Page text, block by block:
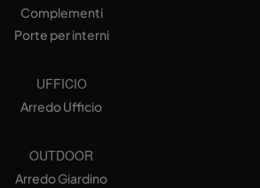
Complementi
Porte per interni
UFFICIO
Arredo Ufficio
OUTDOOR
Arredo Giardino